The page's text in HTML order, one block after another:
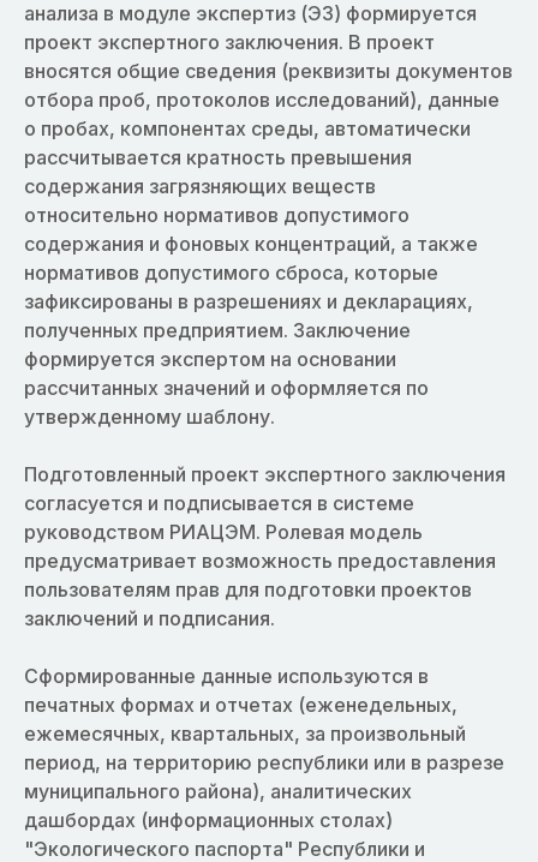
анализа в модуле экспертиз (ЭЗ) формируется
проект экспертного заключения. В проект
вносятся общие сведения (реквизиты документов
отбора проб, протоколов исследований), данные
о пробах, компонентах среды, автоматически
рассчитывается кратность превышения
содержания загрязняющих веществ
относительно нормативов допустимого
содержания и фоновых концентраций, а также
нормативов допустимого сброса, которые
зафиксированы в разрешениях и декларациях,
полученных предприятием. Заключение
формируется экспертом на основании
рассчитанных значений и оформляется по
утвержденному шаблону.
Подготовленный проект экспертного заключения
согласуется и подписывается в системе
руководством РИАЦЭМ. Ролевая модель
предусматривает возможность предоставления
пользователям прав для подготовки проектов
заключений и подписания.
Сформированные данные используются в
печатных формах и отчетах (еженедельных,
ежемесячных, квартальных, за произвольный
период, на территорию республики или в разрезе
муниципального района), аналитических
дашбордах (информационных столах)
"Экологического паспорта" Республики и